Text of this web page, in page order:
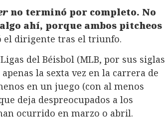
no terminó por completo. No
ahí, porque ambos pitcheos
el dirigente tras el triunfo.
del Béisbol (MLB, por sus siglas
la sexta vez en la carrera de
en un juego (con al menos
deja despreocupados a los
ocurrido en marzo o abril.